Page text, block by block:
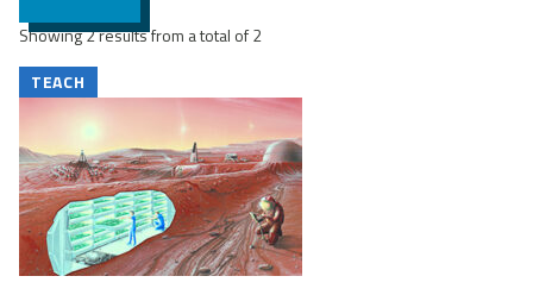
Showing 2 results from a total of 2
TEACH